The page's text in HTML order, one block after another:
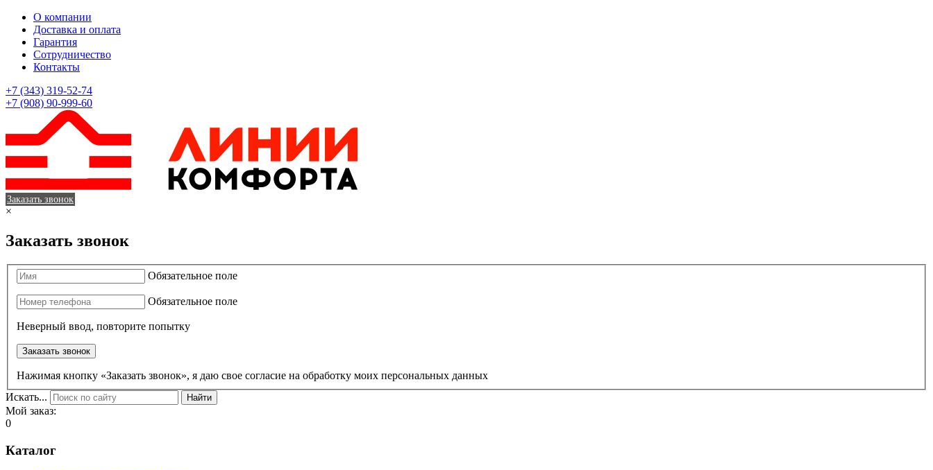
О компании
Доставка и оплата
Гарантия
Сотрудничество
Контакты
+7 (343) 319-52-74
+7 (908) 90-999-60
Заказать звонок
×
Заказать звонок
Обязательное поле
Обязательное поле
Неверный ввод, повторите попытку
Заказать звонок
Нажимая кнопку «Заказать звонок», я даю свое согласие на обработку моих персональных данных
Искать...
Найти
Мой заказ:
0
Каталог